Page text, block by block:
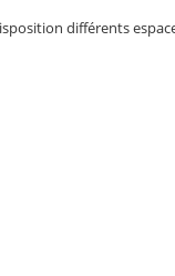
différents